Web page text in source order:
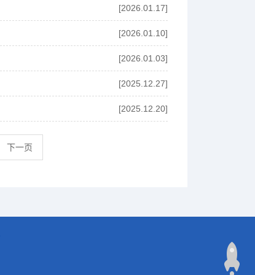
[2026.01.17]
[2026.01.10]
[2026.01.03]
[2025.12.27]
[2025.12.20]
下一页